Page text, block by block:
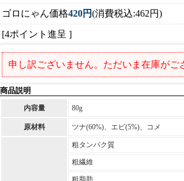
ゴロにゃん価格420円(消費税込:462円)
[4ポイント進呈 ]
申し訳ございません。ただいま在庫がご
商品説明
内容量 80g
原材料 ツナ(60%)、エビ(5%)、コメ
粗タンパク質
粗繊維